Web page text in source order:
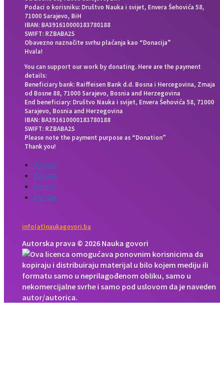
Podaci o korisniku: Društvo Nauka i svijet, Envera Šehovića 58,
71000 Sarajevo, BiH
IBAN: BA391610000183780188
SWIFT: RZBABA2S
Obavezno naznačite svrhu plaćanja kao “Donacija”
Hvala!
You can support our work by donating. Here are the payment
details:
Beneficiary bank: Raiffeisen Bank d.d. Bosna i Hercegovina, Zmaja
od Bosne 88, 71000 Sarajevo, Bosnia and Herzegovina
End beneficiary: Društvo Nauka i svijet, Envera Šehovića 58, 71000
Sarajevo, Bosnia and Herzegovina
IBAN: BA391610000183780188
SWIFT: RZBABA2S
Please note the payment purpose as “Donation”
Thank you!
Follow
Follow
Follow
Follow
info(at)naukagovori.ba
Autorska prava © 2026 Nauka govori